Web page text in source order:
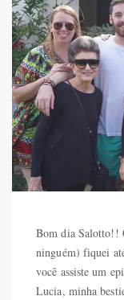
Bom dia Salotto!!
ninguém) fiquei
você assiste um
Lucia, minha